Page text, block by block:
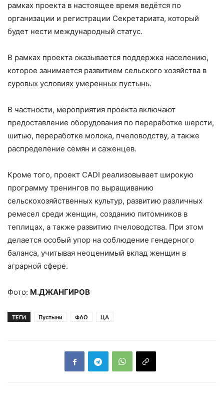
рамках проекта в настоящее время ведётся по
организации и регистрации Секретариата, который
будет нести международный статус.
В рамках проекта оказывается поддержка населению,
которое занимается развитием сельского хозяйства в
суровых условиях умеренных пустынь.
В частности, мероприятия проекта включают
предоставление оборудования по переработке шерсти,
шитью, переработке молока, пчеловодству, а также
распределение семян и саженцев.
Кроме того, проект CADI реализовывает широкую
программу тренингов по выращиванию
сельскохозяйственных культур, развитию различных
ремесел среди женщин, созданию питомников в
теплицах, а также развитию пчеловодства. При этом
делается особый упор на соблюдение гендерного
баланса, учитывая неоценимый вклад женщин в
аграрной сфере.
Фото: М.ДЖАНГИРОВ
ТЕГИ Пустыни ФАО ЦА